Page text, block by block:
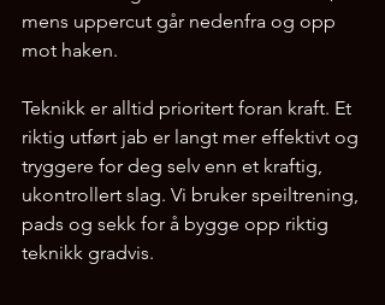
mens uppercut går nedenfra og opp
mot haken.
Teknikk er alltid prioritert foran kraft. Et
riktig utført jab er langt mer effektivt og
tryggere for deg selv enn et kraftig,
ukontrollert slag. Vi bruker speiltrening,
pads og sekk for å bygge opp riktig
teknikk gradvis.